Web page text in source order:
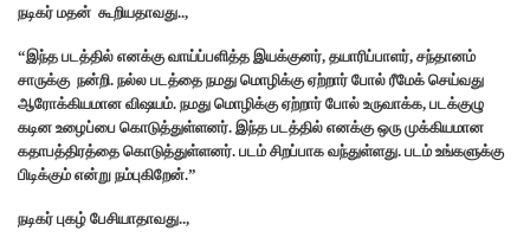
நடிகர் மதன் கூறியதாவது..,
“இந்த படத்தில் எனக்கு வாய்ப்பளித்த இயக்குனர், தயாரிப்பாளர், சந்தானம்
சாருக்கு நன்றி. நல்ல படத்தை நமது மொழிக்கு ஏற்றார் போல் ரீமேக் செய்வது
ஆரோக்கியமான விஷயம். நமது மொழிக்கு ஏற்றார் போல் உருவாக்க, படக்குழு
கடின உழைப்பை கொடுத்துள்ளனர். இந்த படத்தில் எனக்கு ஒரு முக்கியமான
கதாபத்திரத்தை கொடுத்துள்ளனர். படம் சிறப்பாக வந்துள்ளது. படம் உங்களுக்கு
பிடிக்கும் என்று நம்புகிறேன்.”
நடிகர் புகழ் பேசியாதாவது..,